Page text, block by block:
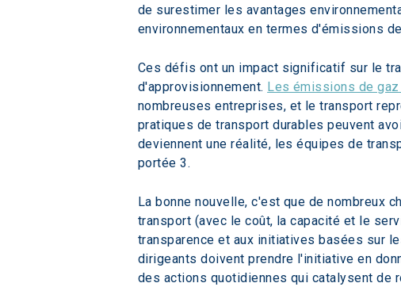
de surestimer les avantages
environnementaux en termes d'émissions
Ces défis ont un impact significatif sur le
d'approvisionnement. Les émissions de gaz
nombreuses entreprises, et le transport
pratiques de transport durables peuvent
deviennent une réalité, les équipes de
portée 3.
La bonne nouvelle, c'est que de nombreux
transport (avec le coût, la capacité et le
transparence et aux initiatives basées sur
dirigeants doivent prendre l'initiative en
des actions quotidiennes qui catalysent de